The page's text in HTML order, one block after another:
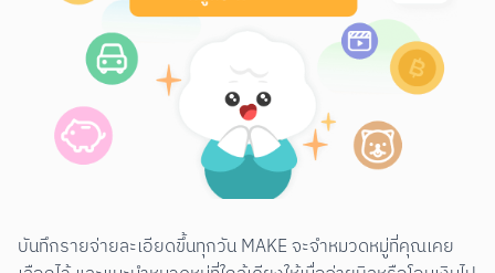
บันทึกรายจ่ายละเอียดขึ้นทุกวัน MAKE จะจำหมวดหมู่ที่คุณเคย